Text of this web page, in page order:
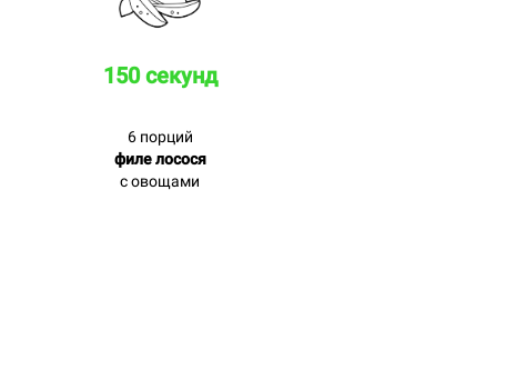
150 секунд
6 порций
филе лосося
с овощами